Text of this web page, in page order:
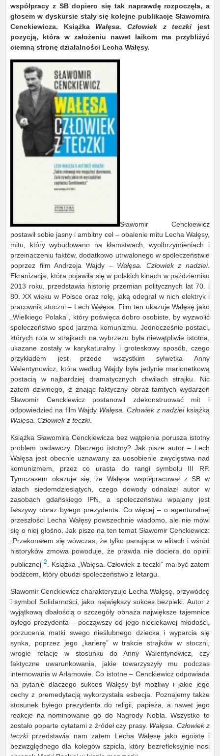
współpracy z SB dopiero się tak naprawdę rozpoczęła, a
głosem w dyskursie stały się kolejne publikacje Sławomira
Cenckiewicza. Książka Wałęsa. Człowiek z teczki jest
pozycją, która w założeniu nawet laikom ma przybliżyć
ciemną stronę działalności Lecha Wałęsy.
Sławomir Cenckiewicz
postawił sobie jasny i ambitny cel – obalenie mitu Lecha Wałęsy,
mitu, który wybudowano na kłamstwach, wyolbrzymieniach i
przeinaczeniu faktów, dodatkowo utrwalonego w społeczeństwie
poprzez film Andrzeja Wajdy – Wałęsa. Człowiek z nadziei.
Ekranizacja, która pojawiła się w polskich kinach w październiku
2013 roku, przedstawia historię przemian politycznych lat 70. i
80. XX wieku w Polsce oraz rolę, jaką odegrał w nich elektryk i
pracownik stoczni – Lech Wałęsa. Film ten ukazuje Wałęsę jako
„Wielkiego Polaka”, który poświęca dobro osobiste, by wyzwolić
społeczeństwo spod jarzma komunizmu. Jednocześnie postaci,
których rola w strajkach na wybrzeżu była niewątpliwie istotna,
ukazane zostały w karykaturalny i groteskowy sposób, czego
przykładem jest przede wszystkim sylwetka Anny
Walentynowicz, która według Wajdy była jedynie marionetkową
postacią w najbardziej dramatycznych chwilach strajku. Nic
zatem dziwnego, iż znając faktyczny obraz tamtych wydarzeń
Sławomir Cenckiewicz postanowił zdekonstruować mit i
odpowiedzieć na film Wajdy Wałęsa. Człowiek z nadzieiksiążką
Wałęsa. Człowiek z teczki.
Książka Sławomira Cenckiewicza bez wątpienia porusza istotny
problem badawczy. Dlaczego istotny? Jak pisze autor – Lech
Wałęsa jest obecnie uznawany za uosobienie zwycięstwa nad
komunizmem, przez co urasta do rangi symbolu III RP.
Tymczasem okazuje się, że Wałęsa współpracował z SB w
latach siedemdziesiątych, czego dowody odnalazł autor w
zasobach gdańskiego IPN, a społeczeństwu wpajany jest
fałszywy obraz byłego prezydenta. Co więcej – o agenturalnej
przeszłości Lecha Wałęsy powszechnie wiadomo, ale nie mówi
się o niej głośno. Jak pisze na ten temat Sławomir Cenckiewicz:
„Przekonałem się wówczas, że tylko panująca w elitach i wśród
historyków zmowa powoduje, że prawda nie dociera do opinii
publicznej”2
. Książka „Wałęsa. Człowiek z teczki” ma być zatem
bodźcem, który obudzi społeczeństwo z letargu.
Sławomir Cenckiewicz charakteryzuje Lecha Wałęsę, przywódcę
i symbol Solidarności, jako największy sukces bezpieki. Autor z
wyjątkową dbałością o szczegóły obnaża największe tajemnice
byłego prezydenta – począwszy od jego nieciekawej młodości,
porzucenia matki swego nieślubnego dziecka i wyparcia się
synka, poprzez jego „karierę” w trakcie strajków w stoczni,
wrogie relacje w stosunku do Anny Walentynowicz, czy
faktyczne uwarunkowania, jakie towarzyszyły mu podczas
internowania w Arłamowie. Co istotne – Cenckiewicz odpowiada
na pytanie dlaczego sukces Wałęsy był możliwy i jakie jego
cechy z premedytacją wykorzystała esbecja. Poznajemy także
stosunek byłego prezydenta do religii, papieża, a nawet jego
reakcje na nominowanie go do Nagrody Nobla. Wszystko to
zostało poparte cytatami z źródeł czy prasy. Wałęsa. Człowiek z
teczkiprzedstawia nam zatem Lecha Wałęsę jako egoistę i
bezwzględnego dla kolegów szpicla, który bezrefleksyjnie nosi